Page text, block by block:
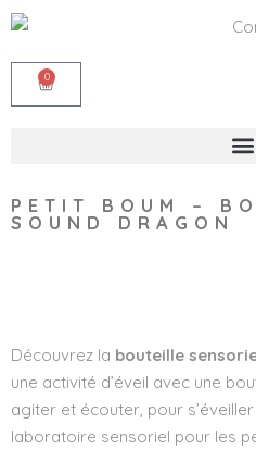
0
PETIT BOUM –
SOUND DRAGON
Découvrez la bouteille
une activité d’éveil avec une
agiter et écouter, pour
laboratoire sensoriel pour les